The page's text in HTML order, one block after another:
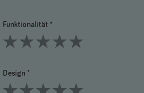
Funktionalität *
Design *